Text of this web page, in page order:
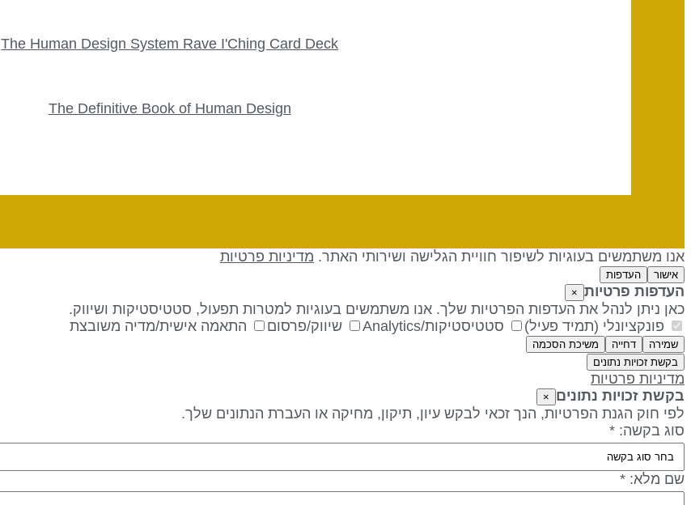
The Human Design System Rave I'Ching Card Deck
The Definitive Book of Human Design
אנו משתמשים בעוגיות לשיפור חוויית הגלישה ושירותי האתר. מדיניות פרטיות
אישור העדפות
העדפות פרטיות ×
כאן ניתן לנהל את העדפות הפרטיות שלך. אנו משתמשים בעוגיות למטרות תפעול, סטטיסטיקות ושיווק.
פונקציונלי (תמיד פעיל)
סטטיסטיקות/Analytics שיווק/פרסום התאמה אישית/מדיה משובצת
שמירה דחייה
משיכת הסכמה
בקשת זכויות נתונים
מדיניות פרטיות
בקשת זכויות נתונים
×
לפי חוק הגנת הפרטיות, הנך זכאי לבקש עיון, תיקון, מחיקה או העברת הנתונים שלך.
סוג בקשה: *
שם מלא: *